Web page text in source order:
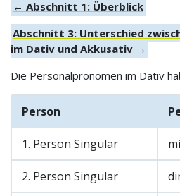
← Abschnitt 1: Überblick
Abschnitt 3: Unterschied
im Dativ und Akkusativ →
Die Personalpronomen im Dativ
Person
1. Person Singular
2. Person Singular